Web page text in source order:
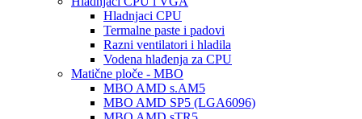
Hladnjaci CPU
Termalne paste i padovi
Razni ventilatori i hladila
Vodena hlađenja za CPU
Matične ploče - MBO
MBO AMD s.AM5
MBO AMD SP5 (LGA6096)